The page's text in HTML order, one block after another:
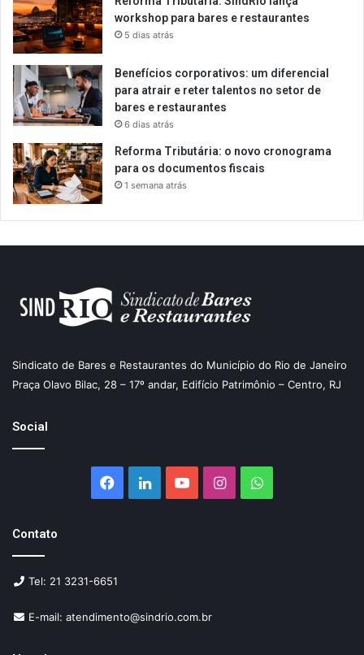
workshop para bares e restaurantes
5 dias atrás
Benefícios corporativos: um diferencial
para atrair e reter talentos no setor de
bares e restaurantes
6 dias atrás
Reforma Tributária: o novo cronograma
para os documentos fiscais
1 semana atrás
Sindicato de Bares e Restaurantes do Município do Rio de Janeiro
Praça Olavo Bilac, 28 – 17º andar, Edifício Patrimônio – Centro, RJ
Social
Facebook
LinkedinYouTubeInstagramWhatsApp
Contato
Tel: 21 3231-6651
E-mail: atendimento@sindrio.com.br